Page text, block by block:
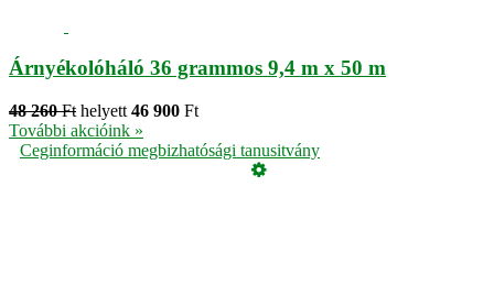
Árnyékolóháló 36 grammos 9,4 m x 50 m
48 260 Ft helyett 46 900 Ft
További akcióink »
Ceginformáció megbizhatósági tanusitvány